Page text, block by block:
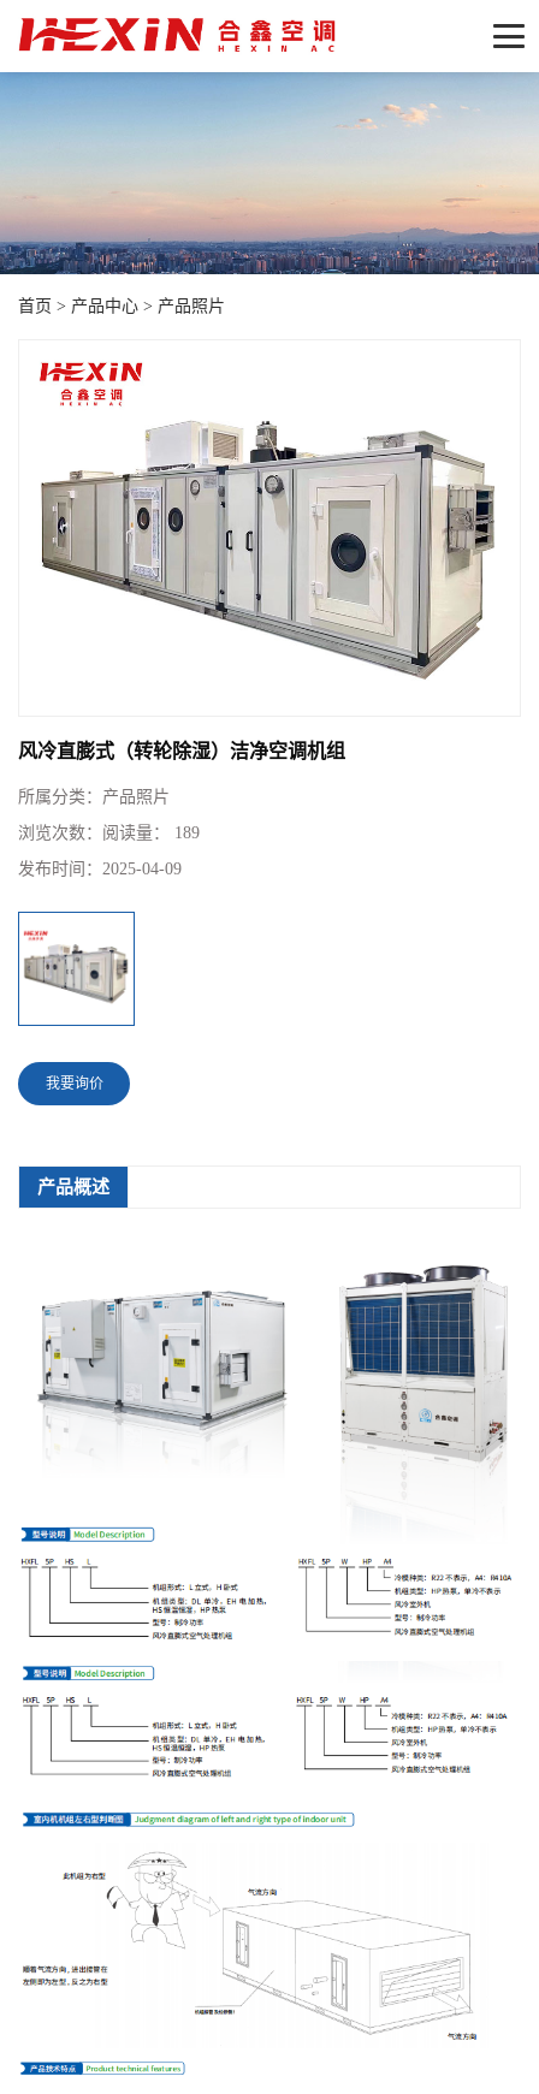
首页 > 产品中心 > 产品照片
风冷直膨式（转轮除湿）洁净空调机组
所属分类： 产品照片
浏览次数： 阅读量： 189
发布时间： 2025-04-09
我要询价
产品概述